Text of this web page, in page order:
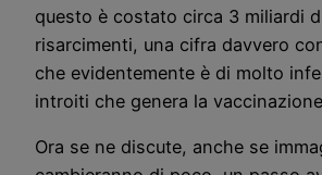
questo è costato circa 3 miliardi
risarcimenti, una cifra davvero
che evidentemente è di molto
introiti che genera la
Ora se ne discute, anche se